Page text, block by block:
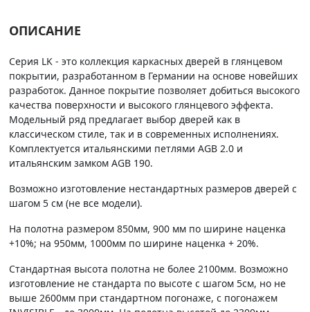
ОПИСАНИЕ
Серия LK - это коллекция каркасных дверей в глянцевом
покрытии, разработанном в Германии на основе новейших
разработок. Данное покрытие позволяет добиться высокого
качества поверхности и высокого глянцевого эффекта.
Модельный ряд предлагает выбор дверей как в
классическом стиле, так и в современных исполнениях.
Комплектуется итальянскими петлями AGB 2.0 и
итальянским замком AGB 190.
Возможно изготовление нестандартных размеров дверей с
шагом 5 см (не все модели).
На полотна размером 850мм, 900 мм по ширине наценка
+10%; на 950мм, 1000мм по ширине наценка + 20%.
Стандартная высота полотна не более 2100мм. Возможно
изготовление не стандарта по высоте с шагом 5см, но не
выше 2600мм при стандартном погонаже, с погонажем